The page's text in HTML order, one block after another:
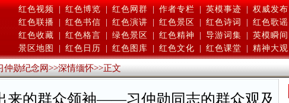
红色视频 | 红色博览 | 红色网群 | 作者专栏 | 英模事迹 | 权威发布
红色联播
红色书信 红色演讲 红色景区 红色诗词 红色歌谣
红色收藏
红色格言 绿色景区 红色精神 导游词集 英模瞬间
景区地图
红色日历 红色图库 红色文化 红色课堂 精神大观
仲勋纪念网>>深情缅怀>>正文
来的群众领袖——习仲勋同志的群众观及